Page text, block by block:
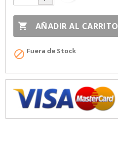
 AÑADIR AL CARRITO
 Fuera de Stock